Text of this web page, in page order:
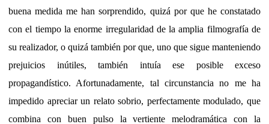
buena medida me han sorprendido, quizá por que he constatado
con el tiempo la enorme irregularidad de la amplia filmografía de
su realizador, o quizá también por que, uno que sigue manteniendo
prejuicios inútiles, también intuía ese posible exceso
propagandístico. Afortunadamente, tal circunstancia no me ha
impedido apreciar un relato sobrio, perfectamente modulado, que
combina con buen pulso la vertiente melodramática con la